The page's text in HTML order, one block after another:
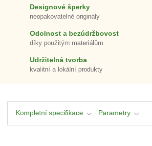
Designové šperky
neopakovatelné originály
Odolnost a bezúdržbovost
díky použitým materiálům
Udržitelná tvorba
kvalitní a lokální produkty
Kompletní specifikace Parametry